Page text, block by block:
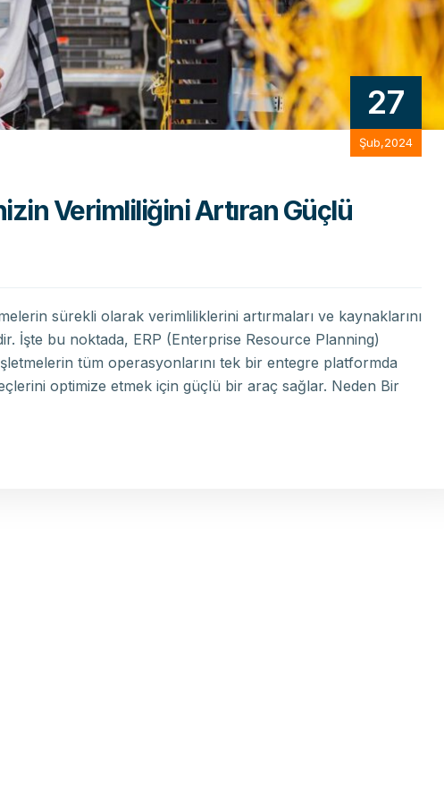
27
Şub,2024
Verimliliğini Artıran Güçlü
sürekli olarak verimliliklerini artırmaları ve kaynaklarını
İşte bu noktada, ERP (Enterprise Resource Planning)
tüm operasyonlarını tek bir entegre platformda
optimize etmek için güçlü bir araç sağlar. Neden Bir